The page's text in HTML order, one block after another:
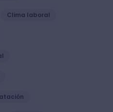
Clima laboral